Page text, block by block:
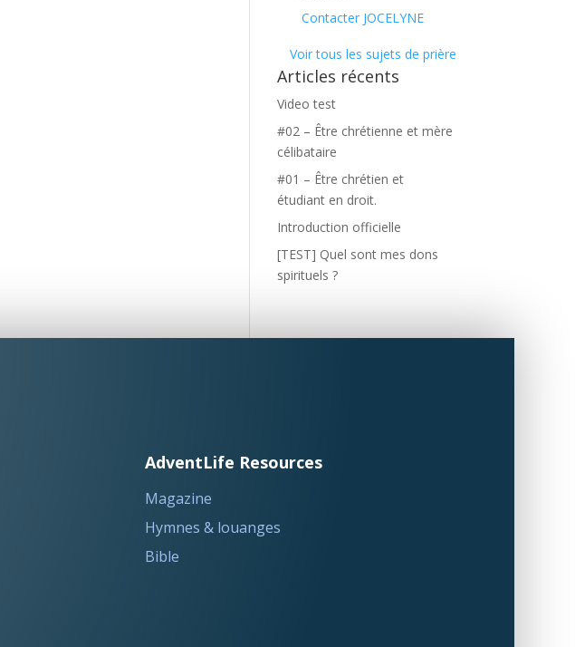
Contacter JOCELYNE
Voir tous les sujets de prière
Articles récents
Video test
#02 – Être chrétienne et mère
célibataire
#01 – Être chrétien et
étudiant en droit.
Introduction officielle
[TEST] Quel sont mes dons
spirituels ?
AdventLife Resources
Magazine
Hymnes & louanges
Bible